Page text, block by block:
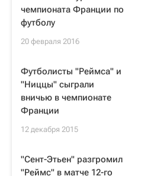
чемпионата Франции по
футболу
20 февраля 2016
Футболисты "Реймса" и
"Ниццы" сыграли
вничью в чемпионате
Франции
12 декабря 2015
"Сент-Этьен" разгромил
"Реймс" в матче 12-го